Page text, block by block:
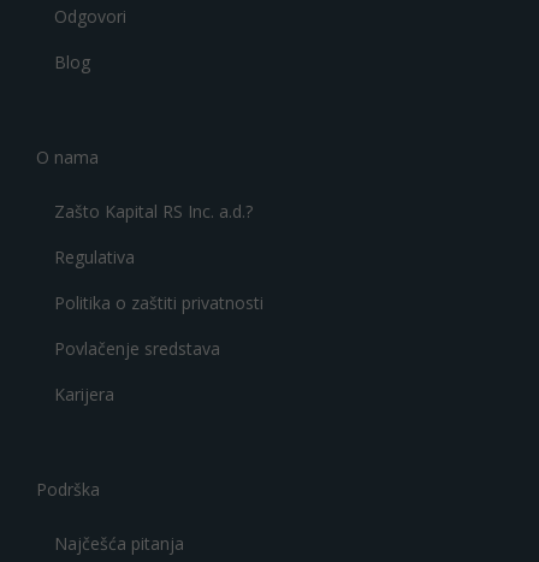
Odgovori
Blog
O nama
Zašto Kapital RS Inc. a.d.?
Regulativa
Politika o zaštiti privatnosti
Povlačenje sredstava
Karijera
Podrška
Najčešća pitanja